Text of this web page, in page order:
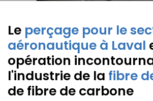
Le perçage pour le
aéronautique à Laval
opération
l'industrie de la fibre
de fibre de carbone